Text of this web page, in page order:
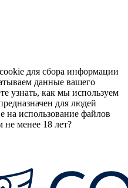
для сбора информации
данные вашего
узнать, как мы используем
для людей
на использование файлов
не менее 18 лет?